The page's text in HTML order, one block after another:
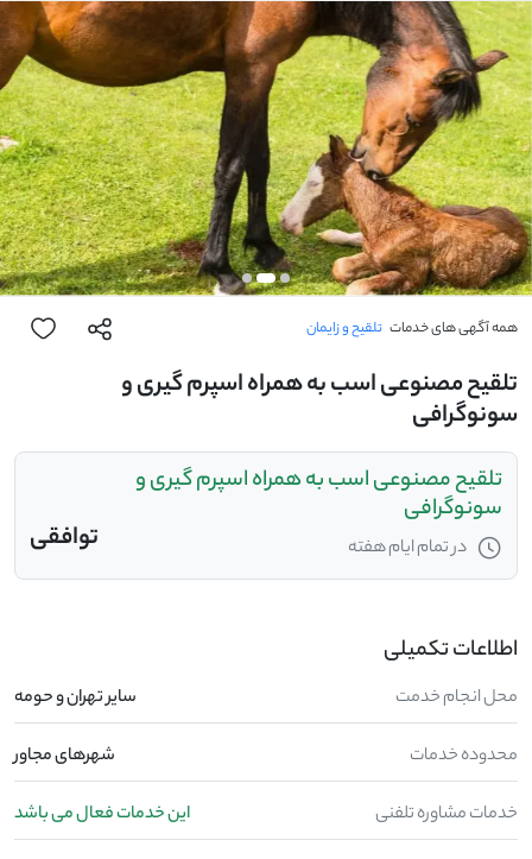
همه آگهی های خدمات تلقیح و زایمان
تلقیح مصنوعی اسب به همراه اسپرم گیری و
سونوگرافی
تلقیح مصنوعی اسب به همراه اسپرم گیری و
سونوگرافی
در تمام ایام هفته توافقی
اطلاعات تکمیلی
محل انجام خدمت ساير تهران و حومه
محدوده خدمات شهرهای مجاور
خدمات مشاوره تلفنی این خدمات فعال می باشد